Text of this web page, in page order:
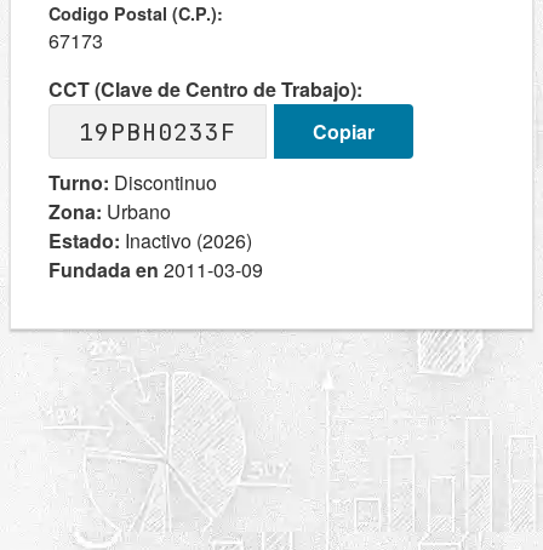
Codigo Postal (C.P.):
67173
CCT (Clave de Centro de Trabajo):
19PBH0233F
Copiar
Turno: Discontinuo
Zona: Urbano
Estado: Inactivo (2026)
Fundada en 2011-03-09